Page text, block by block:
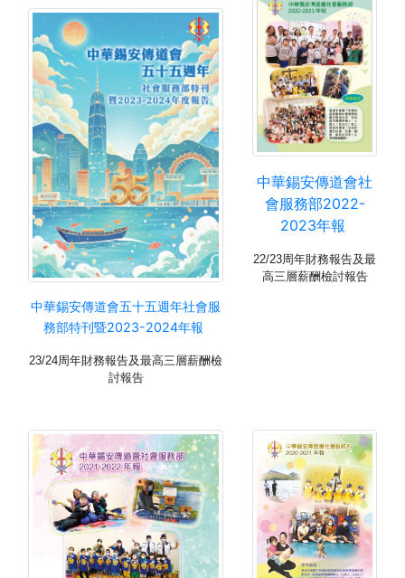
中華錫安傳道會五十五週年社會服
務部特刊暨2023-2024年報
23/24周年財務報告及最高三層薪酬檢
討報告
中華錫安傳道會社
會服務部2022-
2023年報
22/23周年財務報告及最
高三層薪酬檢討報告